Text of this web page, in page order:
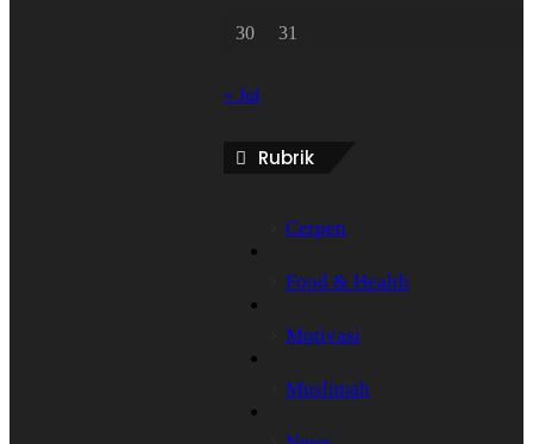
30 31
« Jul
Rubrik
Cerpen
Food & Health
Motivasi
Muslimah